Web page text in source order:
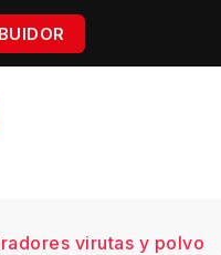
virutas y polvo